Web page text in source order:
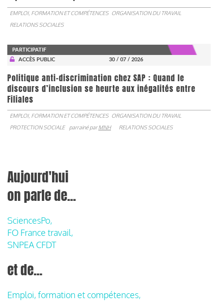
EMPLOI, FORMATION ET COMPÉTENCES ORGANISATION DU TRAVAIL
RELATIONS SOCIALES
PARTICIPATIF
ACCÈS PUBLIC
30 / 07 / 2026
Politique anti-discrimination chez SAP : Quand le
discours d’inclusion se heurte aux inégalités entre
Filiales
EMPLOI, FORMATION ET COMPÉTENCES ORGANISATION DU TRAVAIL
PROTECTION SOCIALE
parrainé parMNH RELATIONS SOCIALES
Aujourd'hui
on parle de...
SciencesPo,
FO France travail,
SNPEA CFDT
et de...
Emploi, formation et compétences,